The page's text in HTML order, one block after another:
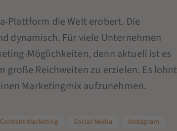
Plattform die Welt erobert. Die
dynamisch. Für viele Unternehmen
Möglichkeiten, denn aktuell ist es
Reichweiten zu erzielen. Es lohnt
Marketingmix aufzunehmen.
Content Marketing Social Media
Instagram